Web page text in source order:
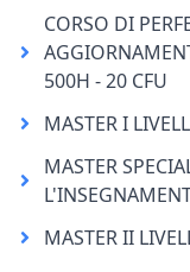
CORSO DI
500H - 20 CFU
MASTER I
MASTER
MASTER II